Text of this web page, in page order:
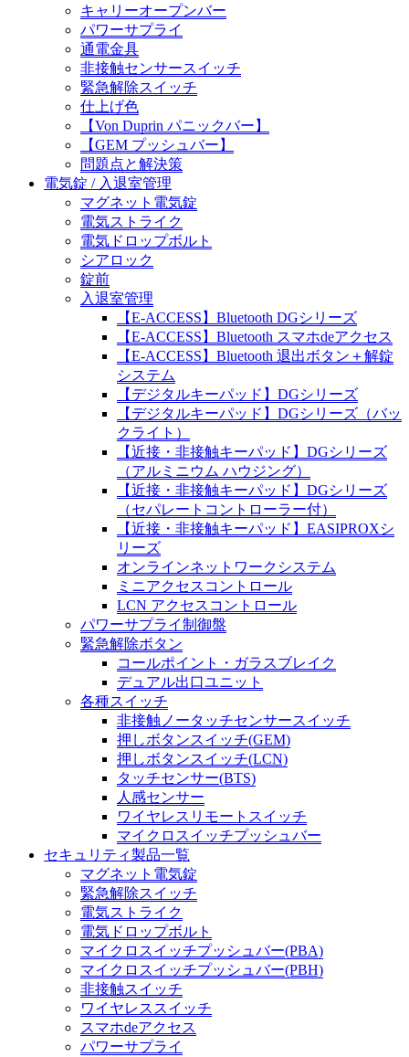
キャリーオープンバー
パワーサプライ
通電金具
非接触センサースイッチ
緊急解除スイッチ
仕上げ色
【Von Duprin パニックバー】
【GEM プッシュバー】
問題点と解決策
電気錠 / 入退室管理
マグネット電気錠
電気ストライク
電気ドロップボルト
シアロック
錠前
入退室管理
【E-ACCESS】Bluetooth DGシリーズ
【E-ACCESS】Bluetooth スマホdeアクセス
【E-ACCESS】Bluetooth 退出ボタン＋解錠
システム
【デジタルキーパッド】DGシリーズ
【デジタルキーパッド】DGシリーズ（バッ
クライト）
【近接・非接触キーパッド】DGシリーズ
（アルミニウム ハウジング）
【近接・非接触キーパッド】DGシリーズ
（セパレートコントローラー付）
【近接・非接触キーパッド】EASIPROXシ
リーズ
オンラインネットワークシステム
ミニアクセスコントロール
LCN アクセスコントロール
パワーサプライ制御盤
緊急解除ボタン
コールポイント・ガラスブレイク
デュアル出口ユニット
各種スイッチ
非接触ノータッチセンサースイッチ
押しボタンスイッチ(GEM)
押しボタンスイッチ(LCN)
タッチセンサー(BTS)
人感センサー
ワイヤレスリモートスイッチ
マイクロスイッチプッシュバー
セキュリティ製品一覧
マグネット電気錠
緊急解除スイッチ
電気ストライク
電気ドロップボルト
マイクロスイッチプッシュバー(PBA)
マイクロスイッチプッシュバー(PBH)
非接触スイッチ
ワイヤレススイッチ
スマホdeアクセス
パワーサプライ